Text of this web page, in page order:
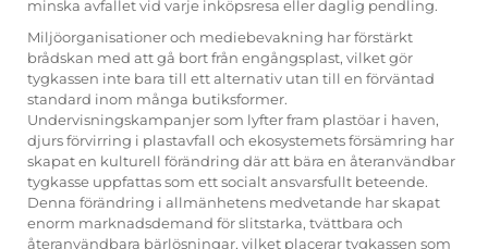
minska avfallet vid varje inköpsresa eller daglig pendling.
Miljöorganisationer och mediebevakning har förstärkt
brådskan med att gå bort från engångsplast, vilket gör
tygkassen inte bara till ett alternativ utan till en förväntad
standard inom många butiksformer.
Undervisningskampanjer som lyfter fram plastöar i haven,
djurs förvirring i plastavfall och ekosystemets försämring har
skapat en kulturell förändring där att bära en återanvändbar
tygkasse uppfattas som ett socialt ansvarsfullt beteende.
Denna förändring i allmänhetens medvetande har skapat
enorm marknadsdemand för slitstarka, tvättbara och
återanvändbara bärlösningar, vilket placerar tygkassen som